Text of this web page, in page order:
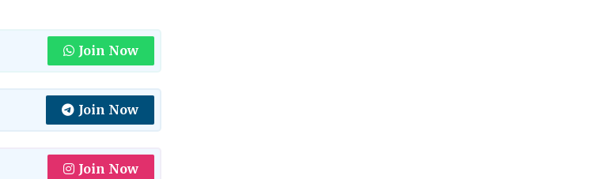
Join Now
Join Now
Join Now